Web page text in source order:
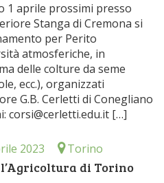
1 aprile prossimi presso
Stanga di Cremona si
per Perito
atmosferiche, in
delle colture da seme
ecc.), organizzati
G.B. Cerletti di Conegliano
corsi@cerletti.edu.it […]
2023 Torino
di Torino